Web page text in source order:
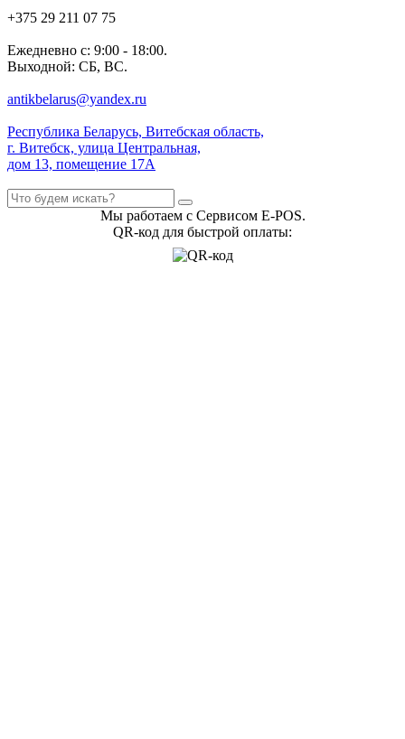
+375 29 211 07 75
Ежедневно с: 9:00 - 18:00.
Выходной: СБ, ВС.
antikbelarus@yandex.ru
Республика Беларусь, Витебская область,
г. Витебск, улица Центральная,
дом 13, помещение 17А
Мы работаем с Сервисом E-POS.
QR-код для быстрой оплаты: